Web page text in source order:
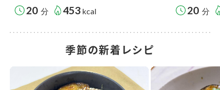
20 分 453 kcal 20 分
季節の新着レシピ